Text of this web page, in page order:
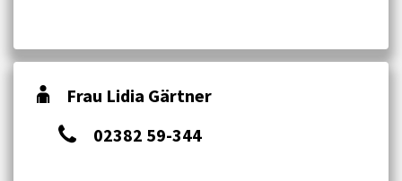
Frau Lidia Gärtner
02382 59-344